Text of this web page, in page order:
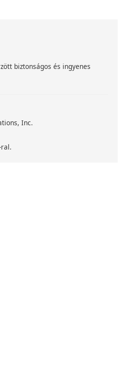
biztonságos és ingyenes
Inc.